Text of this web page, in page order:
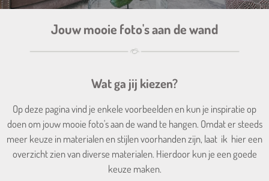
Jouw mooie foto's aan de wand
Wat ga jij kiezen?
Op deze pagina vind je enkele voorbeelden en kun je inspiratie op
doen om jouw mooie foto's aan de wand te hangen. Omdat er steeds
meer keuze in materialen en stijlen voorhanden zijn, laat ik hier een
overzicht zien van diverse materialen. Hierdoor kun je een goede
keuze maken.